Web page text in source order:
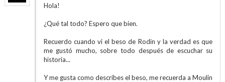
Hola!
¿Qué tal todo? Espero que bien.
Recuerdo cuando vi el beso de Rodin y la verdad es que
me gustó mucho, sobre todo después de escuchar su
historia...
Y me gusta como describes el beso, me recuerda a Moulin